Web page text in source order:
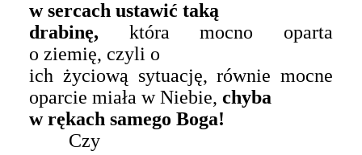
w sercach ustawić taką
drabinę, która mocno oparta
o ziemię, czyli o
ich życiową sytuację, równie mocne
oparcie miała w Niebie, chyba
w rękach samego Boga!
Czy